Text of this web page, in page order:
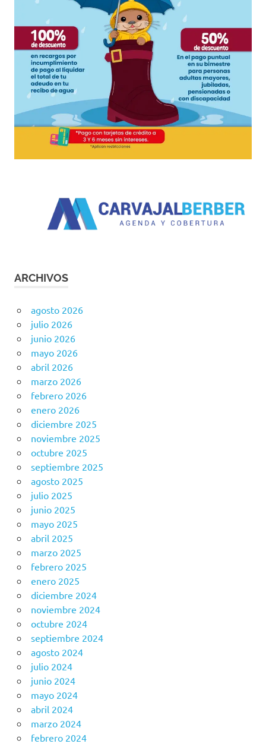
ARCHIVOS
agosto 2026
julio 2026
junio 2026
mayo 2026
abril 2026
marzo 2026
febrero 2026
enero 2026
diciembre 2025
noviembre 2025
octubre 2025
septiembre 2025
agosto 2025
julio 2025
junio 2025
mayo 2025
abril 2025
marzo 2025
febrero 2025
enero 2025
diciembre 2024
noviembre 2024
octubre 2024
septiembre 2024
agosto 2024
julio 2024
junio 2024
mayo 2024
abril 2024
marzo 2024
febrero 2024